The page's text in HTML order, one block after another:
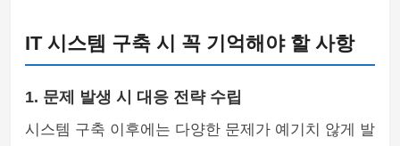
IT 시스템 구축 시 꼭 기억해야 할 사항
1. 문제 발생 시 대응 전략 수립
시스템 구축 이후에는 다양한 문제가 예기치 않게 발